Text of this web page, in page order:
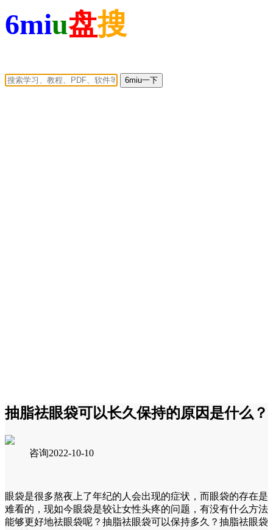
6miu盘搜
6miu一下
抽脂祛眼袋可以长久保持的原因是什么？
咨询2022-10-10
眼袋是很多熬夜上了年纪的人会出现的症状，而眼袋的存在是
难看的，现如今眼袋是较让女性头疼的问题，有没有什么方法
能够更好地祛眼袋呢？抽脂祛眼袋可以保持多久？抽脂祛眼袋